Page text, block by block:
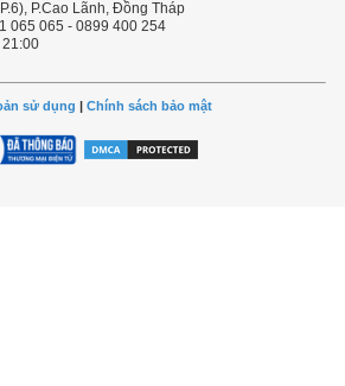
P.Cao Lãnh, Đồng Tháp
065 065 - 0899 400 254
21:00
sử dụng Chính sách bảo mật